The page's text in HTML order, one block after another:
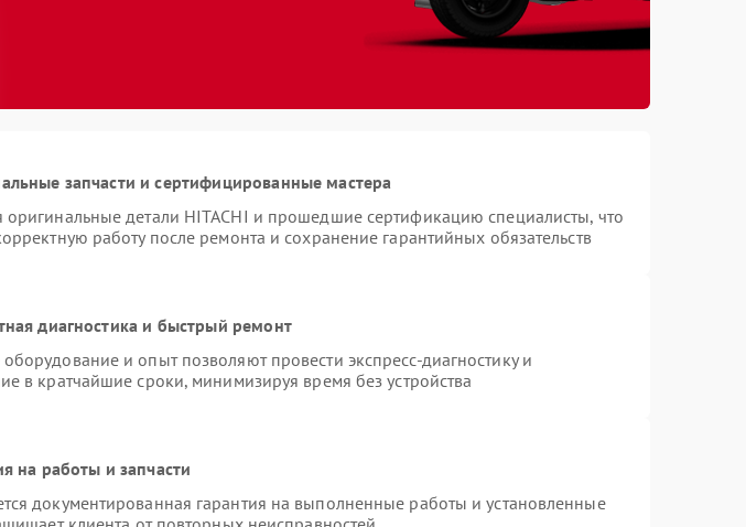
запчасти и сертифицированные мастера
оригинальные детали HITACHI и прошедшие сертификацию специалисты, что
работу после ремонта и сохранение гарантийных обязательств
диагностика и быстрый ремонт
и опыт позволяют провести экспресс-диагностику и
в кратчайшие сроки, минимизируя время без устройства
на работы и запчасти
документированная гарантия на выполненные работы и установленные